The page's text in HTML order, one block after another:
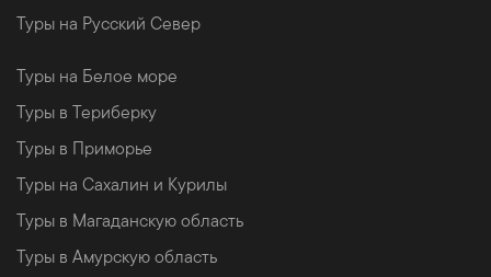
Туры на Русский Север
Туры на Белое море
Туры в Териберку
Туры в Приморье
Туры на Сахалин и Курилы
Туры в Магаданскую область
Туры в Амурскую область